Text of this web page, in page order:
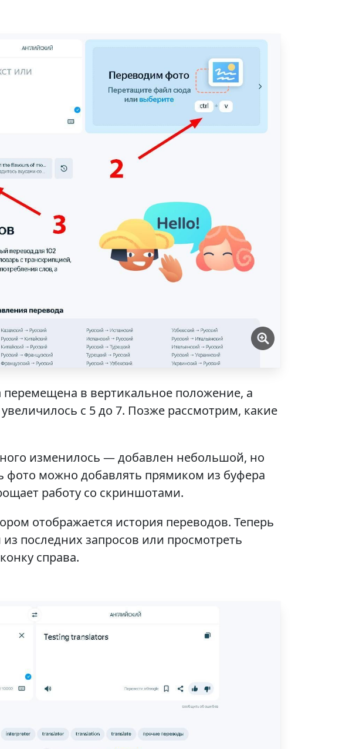
в вертикальное положение, а
с 5 до 7. Позже рассмотрим, какие
изменилось — добавлен небольшой, но
фото можно добавлять прямиком из буфера
работу со скриншотами.
отображается история переводов. Теперь
последних запросов или просмотреть
справа.